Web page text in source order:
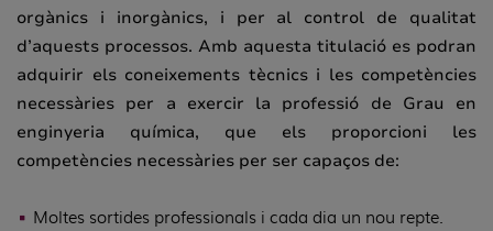
orgànics i inorgànics, i per al control de qualitat
d’aquests processos. Amb aquesta titulació es podran
adquirir els coneixements tècnics i les competències
necessàries per a exercir la professió de Grau en
enginyeria química, que els proporcioni les
competències necessàries per ser capaços de:
Moltes sortides professionals i cada dia un nou repte.